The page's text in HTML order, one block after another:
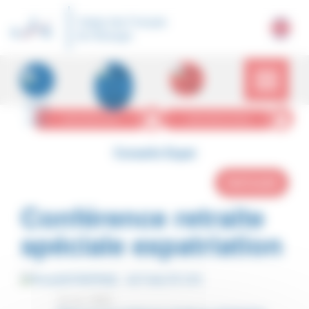
Conseils Expat
Conférence retraite
spéciale expatriation
Panneau de gestion des cookies